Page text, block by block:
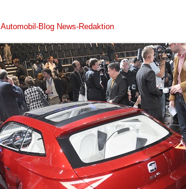
Automobil-Blog News-Redaktion